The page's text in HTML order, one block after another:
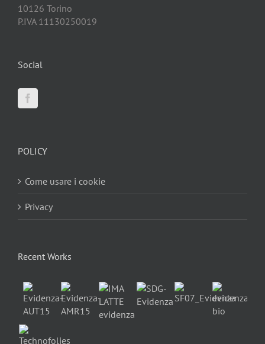
10126 Torino
P.IVA 11130250019
Social
POLICY
Come usare i cookie
Privacy
Recent Works